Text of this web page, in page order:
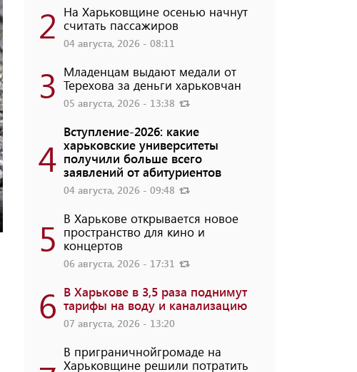
2 На Харьковщине осенью начнут
считать пассажиров
04 августа, 2026 - 08:11
3 Младенцам выдают медали от
Терехова за деньги харьковчан
05 августа, 2026 - 13:38
4
Вступление-2026: какие
харьковские университеты
получили больше всего
заявлений от абитуриентов
04 августа, 2026 - 09:48
5 В Харькове открывается новое
пространство для кино и
концертов
06 августа, 2026 - 17:31
6 В Харькове в 3,5 раза поднимут
тарифы на воду и канализацию
07 августа, 2026 - 13:20
В приграничнойгромаде на
Харьковщине решили потратить